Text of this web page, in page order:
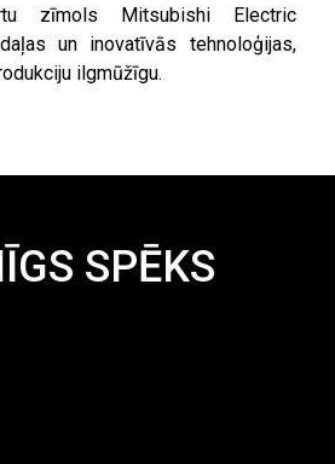
zīmols Mitsubishi Electric
un inovatīvās tehnoloģijas,
ilgmūžīgu.
SPĒKS